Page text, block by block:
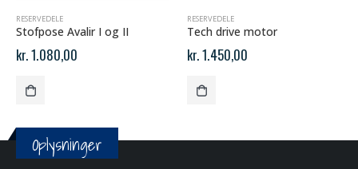
RESERVEDELE
Stofpose Avalir I og II
kr.1.080,00
RESERVEDELE
Tech drive motor
kr.1.450,00
Oplysninger